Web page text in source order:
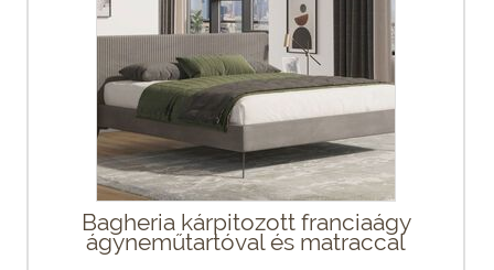
Bagheria kárpitozott franciaágy
ágyneműtartóval és matraccal